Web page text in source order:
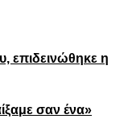
επιδεινώθηκε η
σαν ένα»